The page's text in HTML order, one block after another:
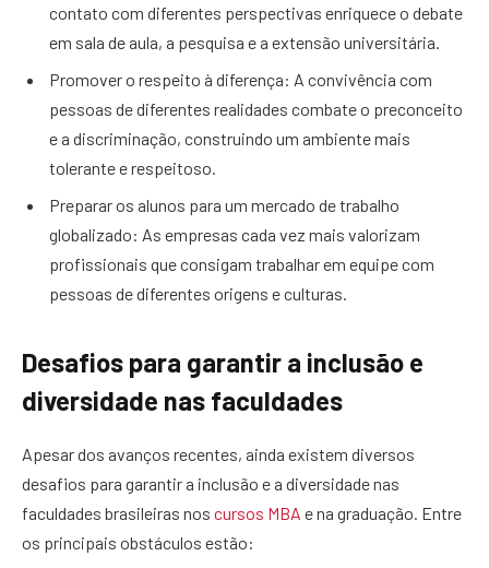
contato com diferentes perspectivas enriquece o debate
em sala de aula, a pesquisa e a extensão universitária.
Promover o respeito à diferença: A convivência com
pessoas de diferentes realidades combate o preconceito
e a discriminação, construindo um ambiente mais
tolerante e respeitoso.
Preparar os alunos para um mercado de trabalho
globalizado: As empresas cada vez mais valorizam
profissionais que consigam trabalhar em equipe com
pessoas de diferentes origens e culturas.
Desafios para garantir a inclusão e
diversidade nas faculdades
Apesar dos avanços recentes, ainda existem diversos
desafios para garantir a inclusão e a diversidade nas
faculdades brasileiras nos cursos MBA e na graduação. Entre
os principais obstáculos estão: